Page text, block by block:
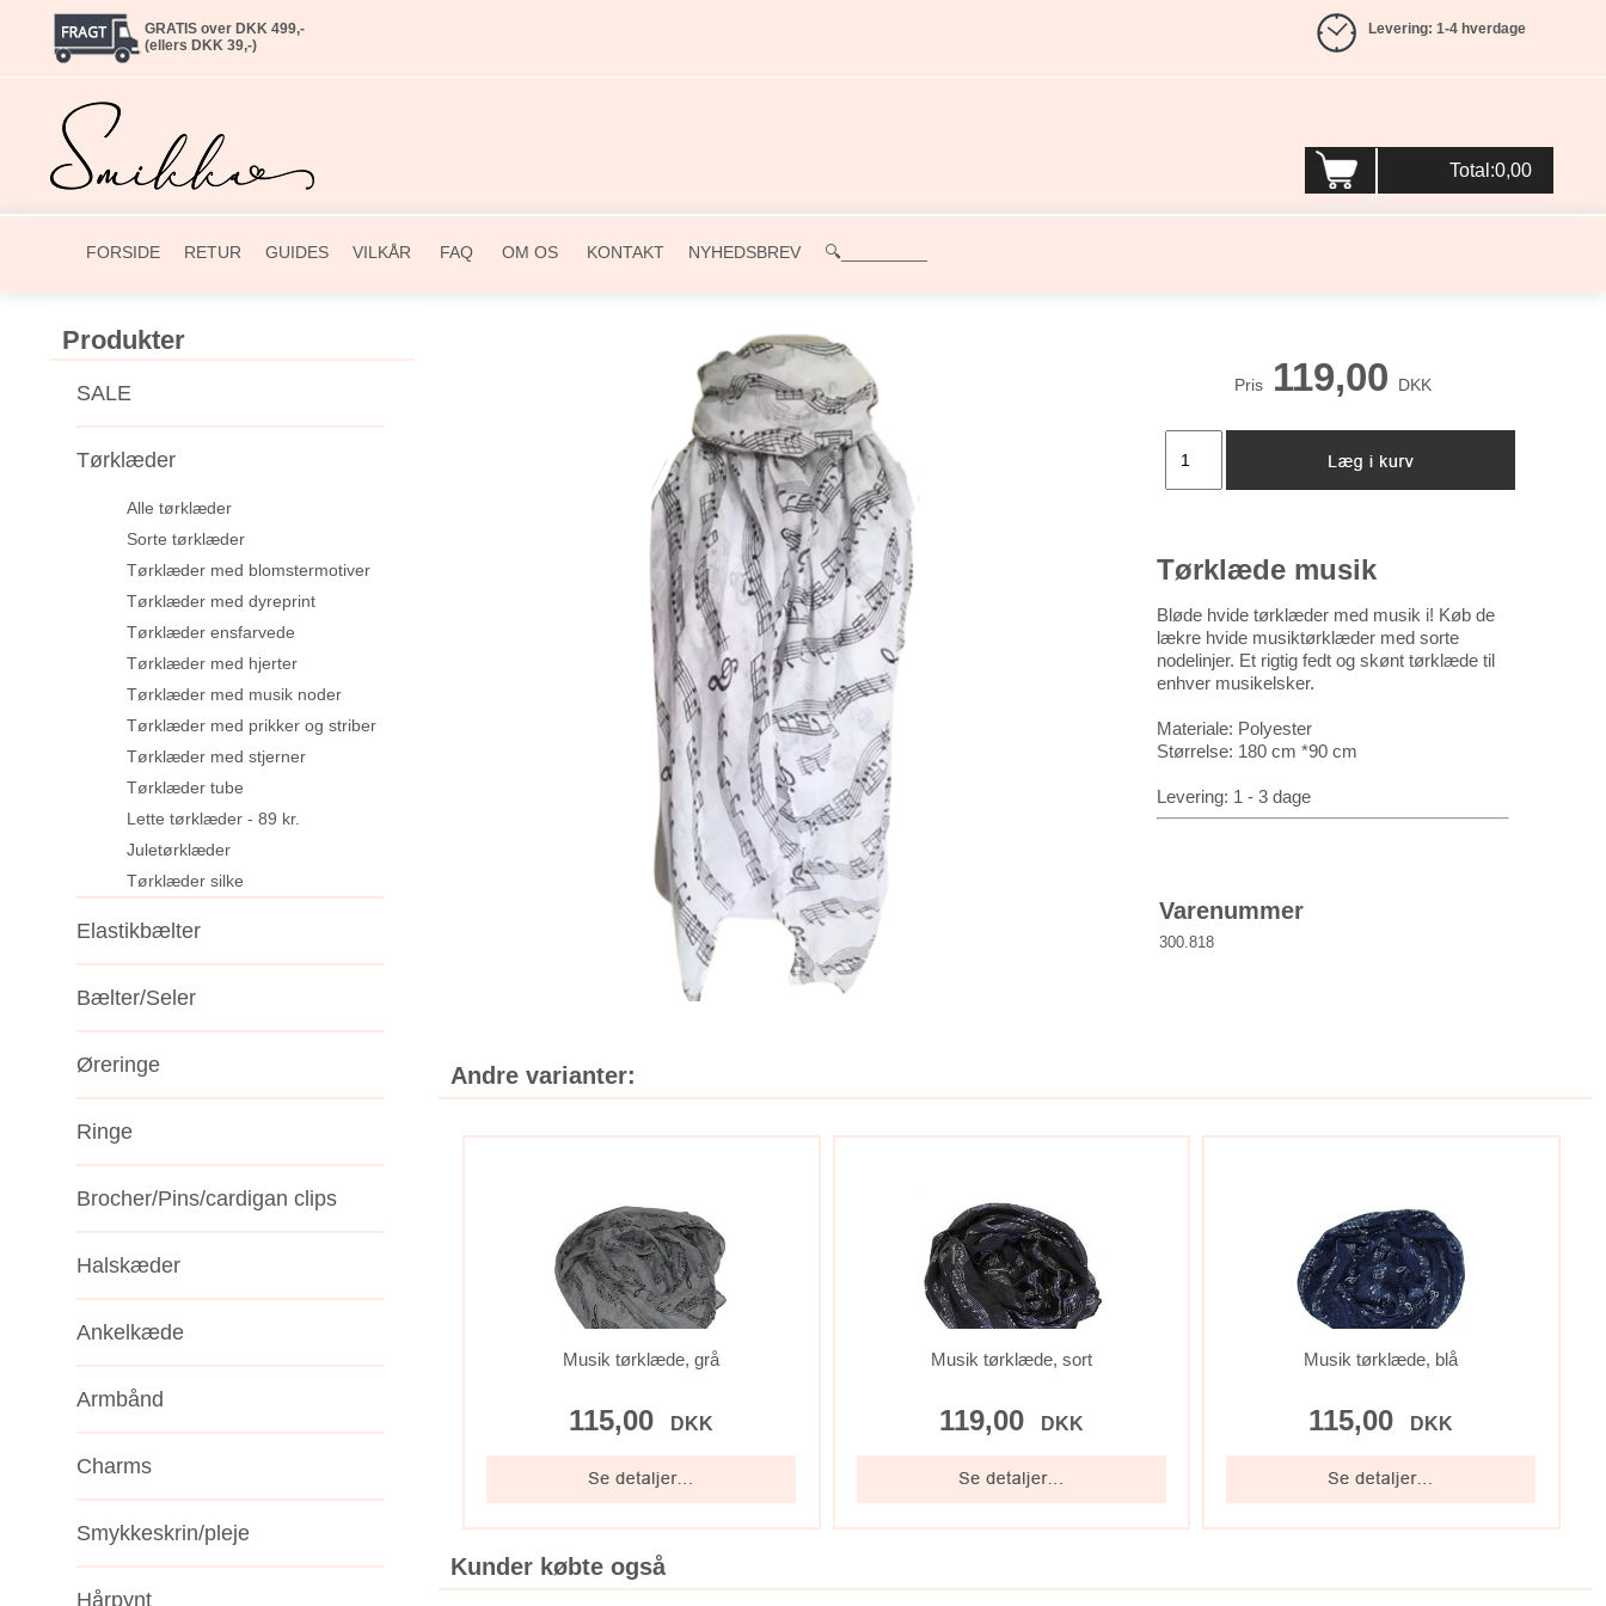
GRATIS over DKK 499,-
(ellers DKK 39,-)
Levering: 1-4 hverdage
Total:0,00
FORSIDE RETUR GUIDES VILKÅR FAQ OM OS KONTAKT NYHEDSBREV 🔍_________
Produkter
SALE
Tørklæder
Alle tørklæder
Sorte tørklæder
Tørklæder med blomstermotiver
Tørklæder med dyreprint
Tørklæder ensfarvede
Tørklæder med hjerter
Tørklæder med musik noder
Tørklæder med prikker og striber
Tørklæder med stjerner
Tørklæder tube
Lette tørklæder - 89 kr.
Juletørklæder
Tørklæder silke
Elastikbælter
Bælter/Seler
Øreringe
Ringe
Brocher/Pins/cardigan clips
Halskæder
Ankelkæde
Armbånd
Charms
Smykkeskrin/pleje
Hårpynt
Pris 119,00 DKK
Tørklæde musik
Bløde hvide tørklæder med musik i! Køb de
lækre hvide musiktørklæder med sorte
nodelinjer. Et rigtig fedt og skønt tørklæde til
enhver musikelsker.
Materiale: Polyester
Størrelse: 180 cm *90 cm
Levering: 1 - 3 dage
Varenummer
300.818
Andre varianter:
Musik tørklæde, grå
115,00 DKK
Musik tørklæde, sort
119,00 DKK
Musik tørklæde, blå
115,00 DKK
Kunder købte også